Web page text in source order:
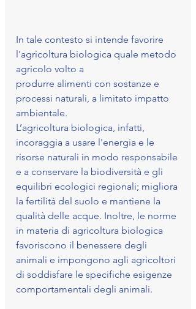
In tale contesto si intende favorire
l'agricoltura biologica quale metodo
agricolo volto a
produrre alimenti con sostanze e
processi naturali, a limitato impatto
ambientale.
L’agricoltura biologica, infatti,
incoraggia a usare l'energia e le
risorse naturali in modo responsabile
e a conservare la biodiversità e gli
equilibri ecologici regionali; migliora
la fertilità del suolo e mantiene la
qualità delle acque. Inoltre, le norme
in materia di agricoltura biologica
favoriscono il benessere degli
animali e impongono agli agricoltori
di soddisfare le specifiche esigenze
comportamentali degli animali.